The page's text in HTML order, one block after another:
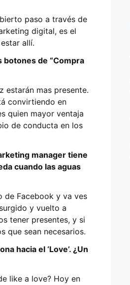
paso a través de
digital, es el
allí.
botones de “Compra
estarán mas presente.
convirtiendo en
quien mayor ventaja
de conducta en los
manager tiene
cuando las aguas
de Facebook y va ves
y vuelto a
tener presentes, y si
que sean necesarios.
hacia el ‘Love’. ¿Un
like a love? Hoy en